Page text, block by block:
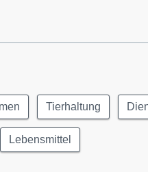
Tierhaltung
Lebensmittel